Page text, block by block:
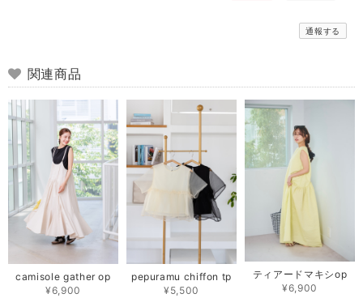
通報する
関連商品
camisole gather op
¥6,900
pepuramu chiffon tp
¥5,500
ティアードマキシop
¥6,900